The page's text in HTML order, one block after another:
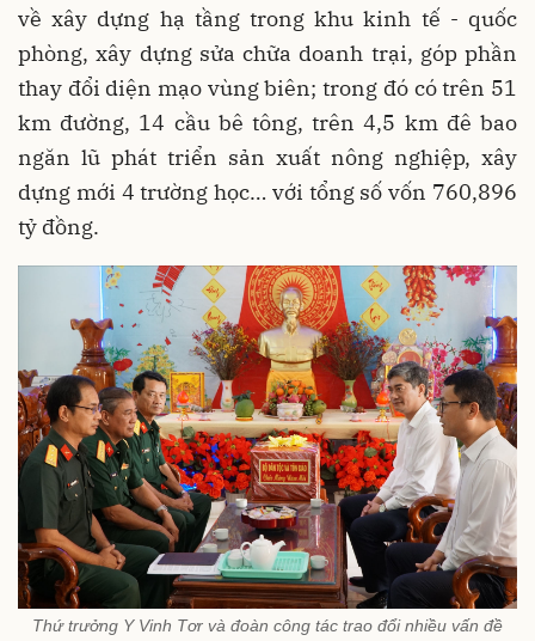
về xây dựng hạ tầng trong khu kinh tế - quốc
phòng, xây dựng sửa chữa doanh trại, góp phần
thay đổi diện mạo vùng biên; trong đó có trên 51
km đường, 14 cầu bê tông, trên 4,5 km đê bao
ngăn lũ phát triển sản xuất nông nghiệp, xây
dựng mới 4 trường học… với tổng số vốn 760,896
tỷ đồng.
Thứ trưởng Y Vinh Tơr và đoàn công tác trao đổi nhiều vấn đề